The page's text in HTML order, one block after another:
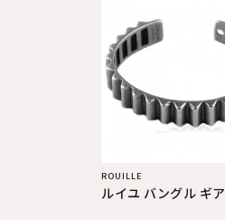
ご利用ガイド
よくある質問
ROUILLE
ルイユ バングル ギア